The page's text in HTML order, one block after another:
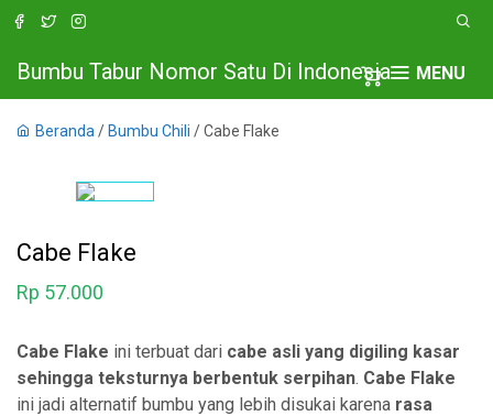
MENU
Bumbu Tabur Nomor Satu Di Indonesia
Beranda / Bumbu Chili / Cabe Flake
Cabe Flake
Rp 57.000
Cabe Flake ini terbuat dari cabe asli yang digiling kasar
sehingga teksturnya berbentuk serpihan. Cabe Flake
ini jadi alternatif bumbu yang lebih disukai karena rasa